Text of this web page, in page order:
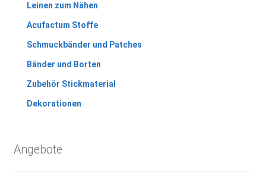
Leinen zum Nähen
Acufactum Stoffe
Schmuckbänder und Patches
Bänder und Borten
Zubehör Stickmaterial
Dekorationen
Angebote